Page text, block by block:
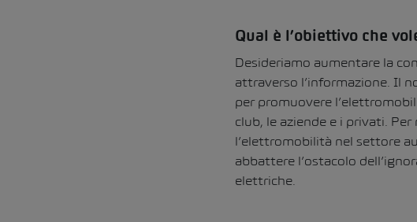
Qual è l’obiettivo che
Desideriamo aumentare la
attraverso l’informazione. Il
per promuovere
club, le aziende e i privati.
l’elettromobilità nel settore
abbattere l’ostacolo
elettriche.